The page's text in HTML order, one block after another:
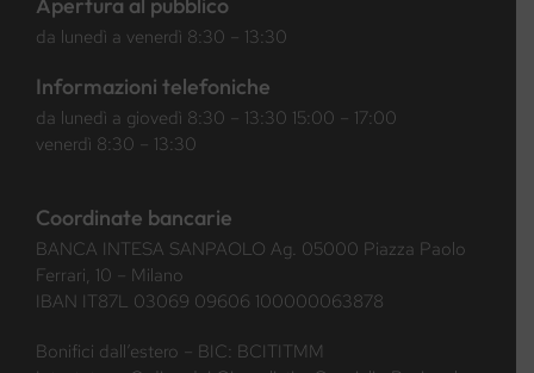
Apertura al pubblico
da lunedì a venerdì 8:30 – 13:30
Informazioni telefoniche
da lunedì a giovedì 8:30 – 13:30 15:00 – 17:00
venerdì 8:30 – 13:30
Coordinate bancarie
BANCA INTESA SANPAOLO Ag. 05000 Piazza Paolo
Ferrari, 10 – Milano
IBAN IT87L 03069 09606 100000063878
Bonifici dall’estero – BIC: BCITITMM